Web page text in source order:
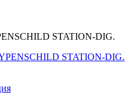
STATION-DIG.